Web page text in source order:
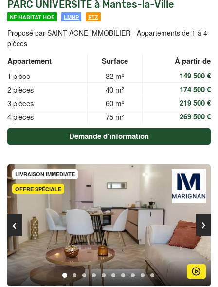
PARC UNIVERSITÉ à Mantes-la-Ville
NF HABITAT HQE LMNP PTZ
Proposé par SAINT-AGNE IMMOBILIER - Appartements de 1 à 4
pièces
Appartement Surface À partir de
1 pièce 32 m² 149 500 €
2 pièces 40 m² 174 500 €
3 pièces 60 m² 219 500 €
4 pièces 75 m²
269 500 €
Demande d'information
OFFRE SPÉCIALE
LIVRAISON IMMÉDIATE